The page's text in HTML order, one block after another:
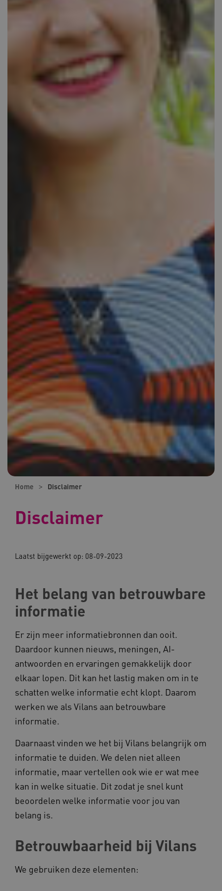
Home Disclaimer
Disclaimer
Laatst bijgewerkt op: 08-09-2023
Het belang van betrouwbare
informatie
Er zijn meer informatiebronnen dan ooit.
Daardoor kunnen nieuws, meningen, AI-
antwoorden en ervaringen gemakkelijk door
elkaar lopen. Dit kan het lastig maken om in te
schatten welke informatie echt klopt. Daarom
werken we als Vilans aan betrouwbare
informatie.
Daarnaast vinden we het bij Vilans belangrijk om
informatie te duiden. We delen niet alleen
informatie, maar vertellen ook wie er wat mee
kan in welke situatie. Dit zodat je snel kunt
beoordelen welke informatie voor jou van
belang is.
Betrouwbaarheid bij Vilans
We gebruiken deze elementen: